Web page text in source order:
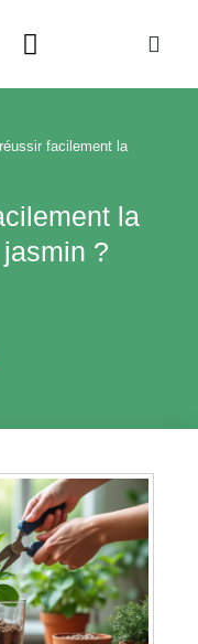
facilement la
la
?